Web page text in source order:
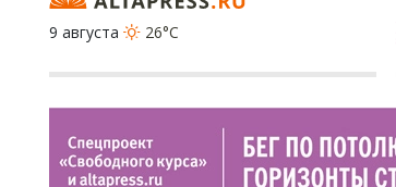
9 августа
26°C